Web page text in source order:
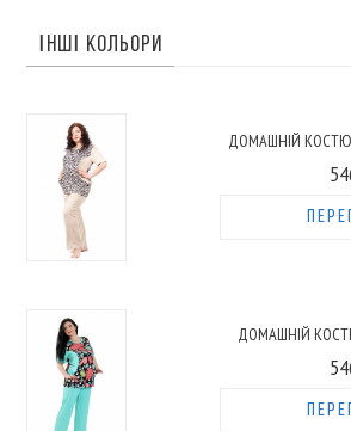
ІНШІ КОЛЬОРИ
ДОМАШНІЙ
ДОМАШНІЙ